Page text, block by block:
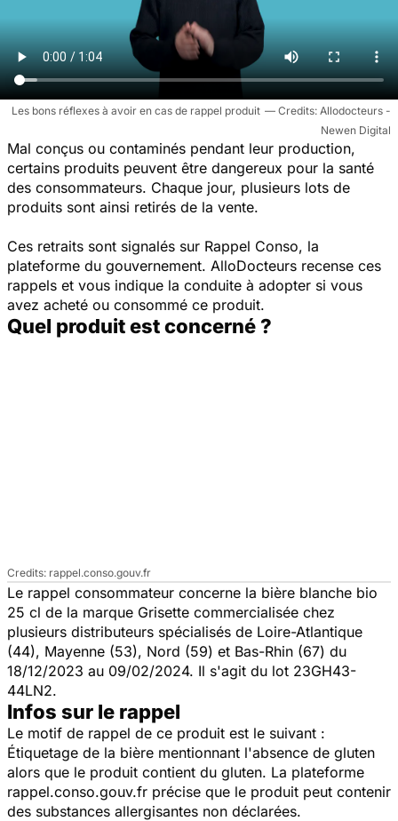
Les bons réflexes à avoir en cas de rappel produit
Allodocteurs -
Newen Digital
Mal conçus ou contaminés pendant leur production,
certains produits peuvent être dangereux pour la santé
des consommateurs. Chaque jour, plusieurs lots de
produits sont ainsi retirés de la vente.
Ces retraits sont signalés sur Rappel Conso, la
plateforme du gouvernement. AlloDocteurs recense ces
rappels et vous indique la conduite à adopter si vous
avez acheté ou consommé ce produit.
Quel produit est concerné ?
rappel.conso.gouv.fr
Le rappel consommateur concerne la bière blanche bio
25 cl de la marque Grisette commercialisée chez
plusieurs distributeurs spécialisés de Loire-Atlantique
(44), Mayenne (53), Nord (59) et Bas-Rhin (67) du
18/12/2023 au 09/02/2024. Il s'agit du lot 23GH43-
44LN2.
Infos sur le rappel
Le motif de rappel de ce produit est le suivant :
Étiquetage de la bière mentionnant l'absence de gluten
alors que le produit contient du gluten. La plateforme
rappel.conso.gouv.fr précise que le produit peut contenir
des substances allergisantes non déclarées.